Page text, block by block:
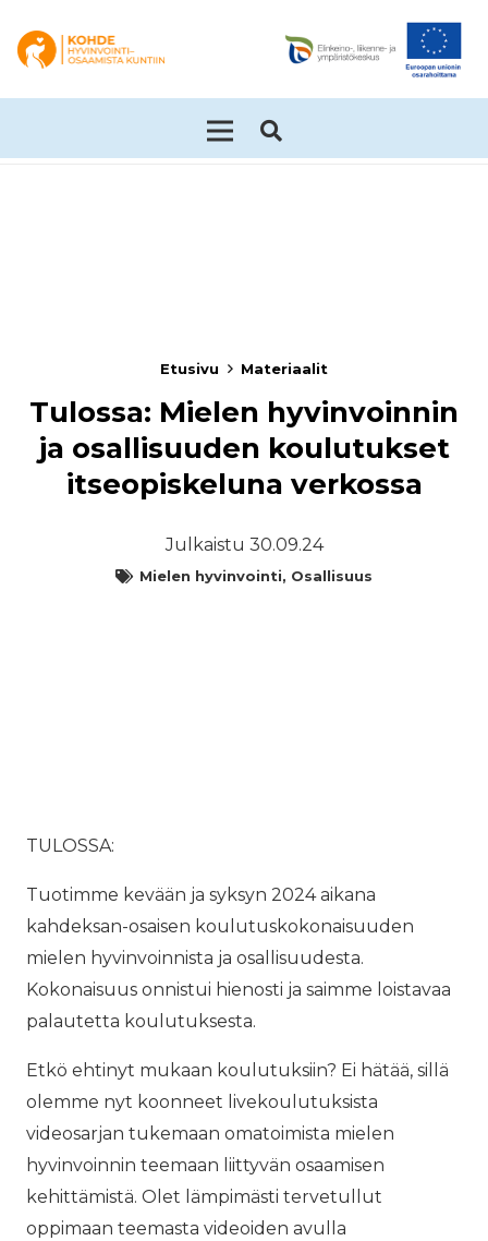
Etusivu Materiaalit
Tulossa: Mielen hyvinvoinnin
ja osallisuuden koulutukset
itseopiskeluna verkossa
Julkaistu 30.09.24
Mielen hyvinvointi, Osallisuus
TULOSSA:
Tuotimme kevään ja syksyn 2024 aikana
kahdeksan-osaisen koulutuskokonaisuuden
mielen hyvinvoinnista ja osallisuudesta.
Kokonaisuus onnistui hienosti ja saimme loistavaa
palautetta koulutuksesta.
Etkö ehtinyt mukaan koulutuksiin? Ei hätää, sillä
olemme nyt koonneet livekoulutuksista
videosarjan tukemaan omatoimista mielen
hyvinvoinnin teemaan liittyvän osaamisen
kehittämistä. Olet lämpimästi tervetullut
oppimaan teemasta videoiden avulla